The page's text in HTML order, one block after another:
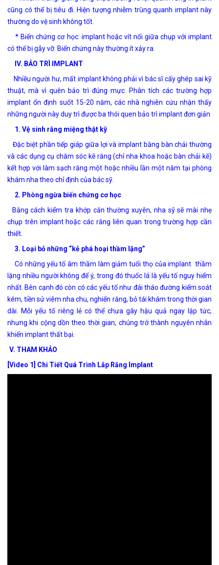
cũng có thể bị tiêu đi. Hiện tượng nhiễm trùng quanh implant này
thường do vệ sinh không tốt.
* Biến chứng cơ học: implant hoặc vít nối giữa chụp với implant
có thể bị gẫy vỡ. Biến chứng này thường ít xảy ra.
IV. BẢO TRÌ IMPLANT
Nhiều người hư, mất implant không phải vì bác sĩ cấy ghép sai kỹ
thuật, mà vì quên bảo trì đúng mực. Phân tích các trường hợp
implant ổn định suốt 15-20 năm, các nhà nghiên cứu nhận thấy
những người này duy trì được ba thói quen bảo trì implant đơn giản
1. Vệ sinh răng miệng thật kỹ
Đặc biệt phần tiếp giáp giữa lợi và implant bằng bàn chải thường
và các dụng cụ chăm sóc kẽ răng (chỉ nha khoa hoặc bàn chải kẽ)
kết hợp với làm sạch răng một hoặc nhiều lần một năm tại phòng
khám nha theo chỉ định của bác sỹ.
2. Phòng ngừa biến chứng cơ học
Bằng cách kiểm tra khớp cắn thường xuyên, nha sỹ sẽ mài nhẹ
chụp trên implant hoặc các răng liên quan trong trường hợp cần
thiết.
3. Loại bỏ những “kẻ phá hoại thầm lặng”
Có những yếu tố âm thầm làm giảm tuổi thọ của implant thầm
lặng nhiều người không để ý, trong đó thuốc lá là yếu tố nguy hiểm
nhất. Bên cạnh đó còn có các yếu tố như đái tháo đường kiểm soát
kém, tiền sử viêm nha chu, nghiến răng, bỏ tái khám trong thời gian
dài. Mỗi yếu tố riêng lẻ có thể chưa gây hậu quả ngay lập tức,
nhưng khi cộng dồn theo thời gian, chúng trở thành nguyên nhân
khiến implant thất bại.
V. THAM KHẢO
[Video 1] Chi Tiết Quá Trình Lắp Răng Implant